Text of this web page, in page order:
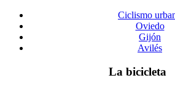
Ciclismo
Oviedo
Gijón
Avilés
La bicicleta